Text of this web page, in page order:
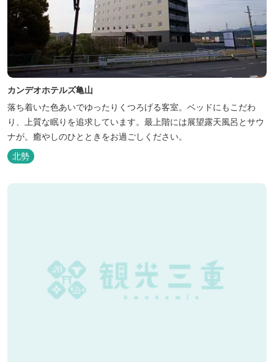
カンデオホテルズ亀山
落ち着いた色あいでゆったりくつろげる客室。ベッドにもこだわ
り、上質な眠りを追求しています。最上階には展望露天風呂とサウ
ナが。癒やしのひとときをお過ごしください。
北勢